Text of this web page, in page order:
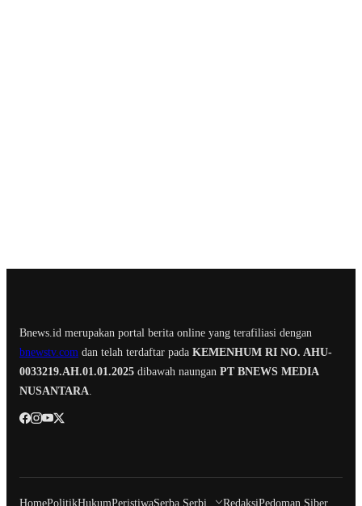
Bnews.id merupakan portal berita online yang terafiliasi dengan
bnewstv.com dan telah terdaftar pada KEMENHUM RI NO. AHU-
0033219.AH.01.01.2025 dibawah naungan PT BNEWS MEDIA
NUSANTARA.
HomePolitikHukumPeristiwaSerba Serbi RedaksiPedoman Siber